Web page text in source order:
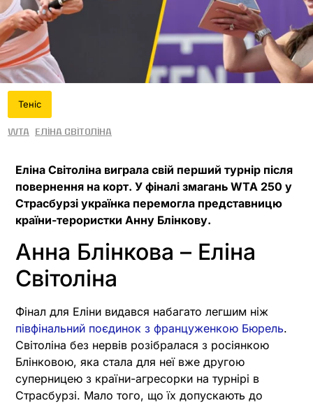
Теніс
WTA Еліна Світоліна
Еліна Світоліна виграла свій перший турнір після
повернення на корт. У фіналі змагань WTA 250 у
Страсбурзі українка перемогла представницю
країни-терористки Анну Блінкову.
Анна Блінкова – Еліна
Світоліна
Фінал для Еліни видався набагато легшим ніж
півфінальний поєдинок з француженкою Бюрель.
Світоліна без нервів розібралася з росіянкою
Блінковою, яка стала для неї вже другою
суперницею з країни-агресорки на турнірі в
Страсбурзі. Мало того, що їх допускають до